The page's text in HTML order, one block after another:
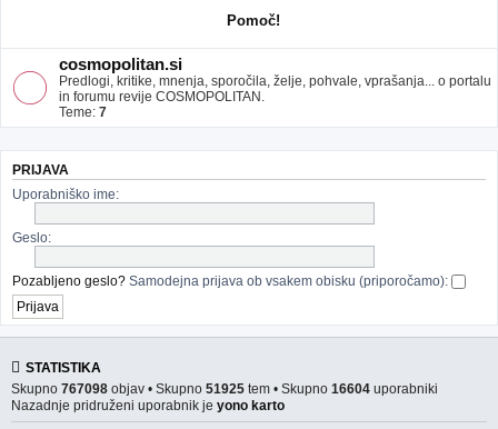
Pomoč!
cosmopolitan.si
Predlogi, kritike, mnenja, sporočila, želje, pohvale, vprašanja... o portalu
in forumu revije COSMOPOLITAN.
Teme: 7
PRIJAVA
Uporabniško ime:
Geslo:
Pozabljeno geslo? Samodejna prijava ob vsakem obisku (priporočamo):
STATISTIKA
Skupno 767098 objav • Skupno 51925 tem • Skupno 16604 uporabniki
Nazadnje pridruženi uporabnik je yono karto